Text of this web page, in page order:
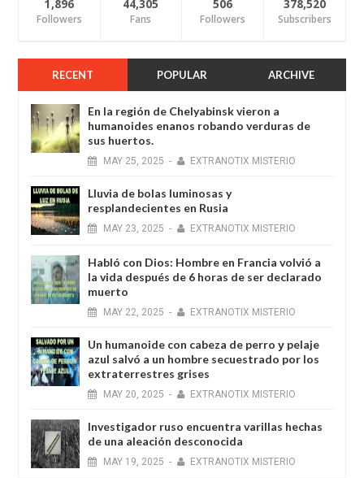
1,896
Followers
44,305
Fans
506
Followers
378,520
Subscribers
RECENT POPULAR ARCHIVE
En la región de Chelyabinsk vieron a
humanoides enanos robando verduras de
sus huertos.
MAY 25, 2025 - EXTRANOTIX MISTERIO
Lluvia de bolas luminosas y
resplandecientes en Rusia
MAY 23, 2025 - EXTRANOTIX MISTERIO
Habló con Dios: Hombre en Francia volvió a
la vida después de 6 horas de ser declarado
muerto
MAY 22, 2025 - EXTRANOTIX MISTERIO
Un humanoide con cabeza de perro у pelaje
azul salvó a un hombre secuestrado por los
extraterrestres grises
MAY 20, 2025 - EXTRANOTIX MISTERIO
Investigador ruso encuentra varillas hechas
de una aleación desconocida
MAY 19, 2025 - EXTRANOTIX MISTERIO